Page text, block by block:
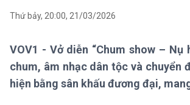
Xã hội
Khoa
Thứ bảy, 20:00, 21/03/2026
VOV1 - Vở diễn “Chum show –
chum, âm nhạc dân tộc và chuyển
hiện bằng sân khấu đương đại,